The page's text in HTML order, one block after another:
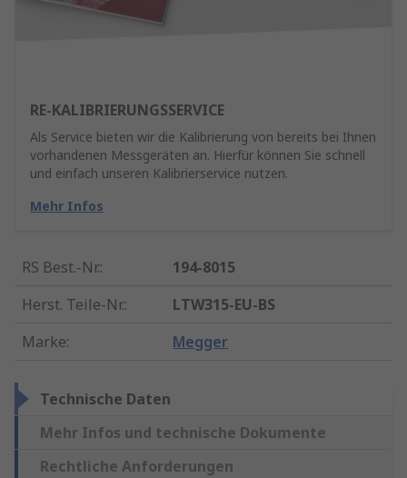
RE-KALIBRIERUNGSSERVICE
Als Service bieten wir die Kalibrierung von bereits bei Ihnen
vorhandenen Messgeräten an. Hierfür können Sie schnell
und einfach unseren Kalibrierservice nutzen.
Mehr Infos
RS Best.-Nr.:
194-8015
Herst. Teile-Nr.:
LTW315-EU-BS
Marke: Megger
Technische Daten
Mehr Infos und technische Dokumente
Rechtliche Anforderungen